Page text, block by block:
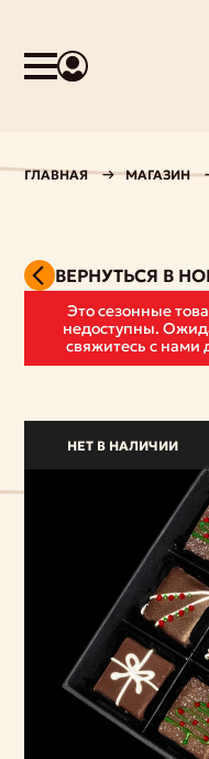
ГЛАВНАЯ МАГАЗИН
ВЕРНУТЬСЯ В
Это сезонные
недоступны.
свяжитесь с нами
НЕТ В НАЛИЧИИ